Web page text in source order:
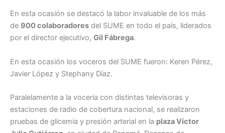
En esta ocasión se destacó la labor invaluable de los más
de 900 colaboradores del SUME en todo el país, liderados
por el director ejecutivo, Gil Fábrega.
En esta ocasión los voceros del SUME fueron: Keren Pérez,
Javier López y Stephany Díaz.
Paralelamente a la vocería con distintas televisoras y
estaciones de radio de cobertura nacional, se realizaron
pruebas de glicemia y presión arterial en la plaza Víctor